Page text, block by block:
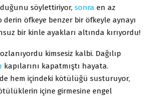
söylettiriyor, sonra en az
öfkeye benzer bir öfkeyle aynayı
bir kinle ayakları altında kırıyordu!
kimsesiz kalbi. Dağılıp
kapılarını kapatmıştı hayata.
hem içindeki kötülüğü susturuyor,
içine girmesine engel